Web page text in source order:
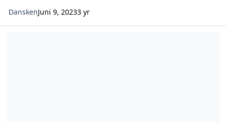
DanskenJuni 9, 20233 yr